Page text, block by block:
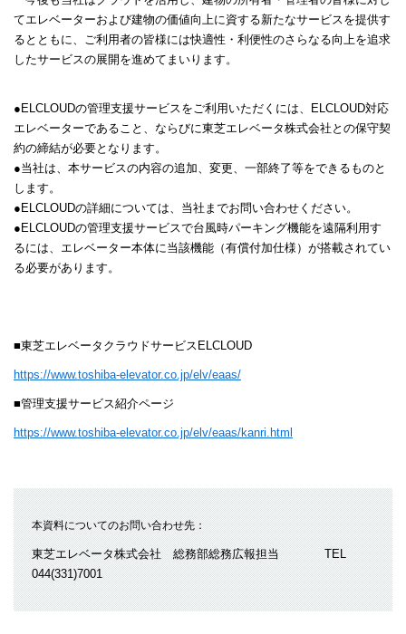
てエレベーターおよび建物の価値向上に資する新たなサービスを提供す
るとともに、ご利用者の皆様には快適性・利便性のさらなる向上を追求
したサービスの展開を進めてまいります。
●ELCLOUDの管理支援サービスをご利用いただくには、ELCLOUD対応
エレベーターであること、ならびに東芝エレベータ株式会社との保守契
約の締結が必要となります。
●当社は、本サービスの内容の追加、変更、一部終了等をできるものと
します。
●ELCLOUDの詳細については、当社までお問い合わせください。
●ELCLOUDの管理支援サービスで台風時パーキング機能を遠隔利用す
るには、エレベーター本体に当該機能（有償付加仕様）が搭載されてい
る必要があります。
■東芝エレベータクラウドサービス ELCLOUD
https://www.toshiba-elevator.co.jp/elv/eaas/
■管理支援サービス紹介ページ
https://www.toshiba-elevator.co.jp/elv/eaas/kanri.html
本資料についてのお問い合わせ先：
東芝エレベータ株式会社 総務部総務広報担当
TEL
044(331)7001